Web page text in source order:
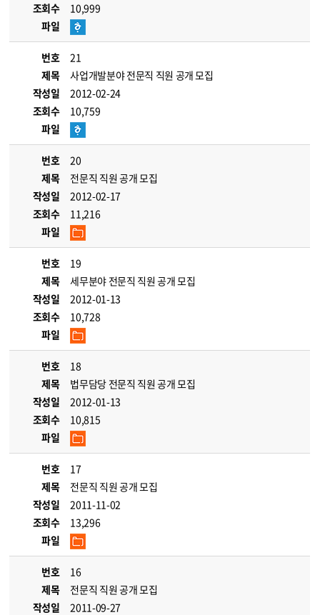
조회수
10,999
파일
번호
21
제목
사업개발분야 전문직 직원 공개 모집
작성일
2012-02-24
조회수
10,759
파일
번호
20
제목
전문직 직원 공개 모집
작성일
2012-02-17
조회수
11,216
파일
번호
19
제목
세무분야 전문직 직원 공개 모집
작성일
2012-01-13
조회수
10,728
파일
번호
18
제목
법무담당 전문직 직원 공개 모집
작성일
2012-01-13
조회수
10,815
파일
번호
17
제목
전문직 직원 공개 모집
작성일
2011-11-02
조회수
13,296
파일
번호
16
제목
전문직 직원 공개 모집
작성일
2011-09-27